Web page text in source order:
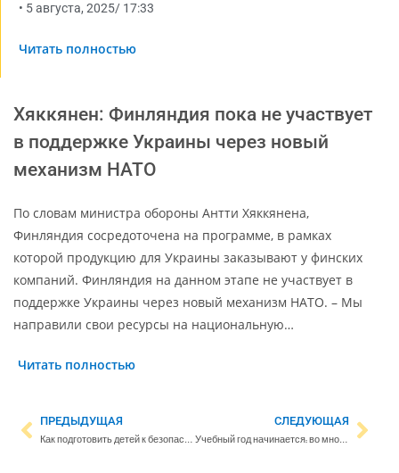
• 5 августа, 2025/ 17:33
Читать полностью
Хяккянен: Финляндия пока не участвует
в поддержке Украины через новый
механизм НАТО
По словам министра обороны Антти Хяккянена,
Финляндия сосредоточена на программе, в рамках
которой продукцию для Украины заказывают у финских
компаний. Финляндия на данном этапе не участвует в
поддержке Украины через новый механизм НАТО. – Мы
направили свои ресурсы на национальную…
Читать полностью
ПРЕДЫДУЩАЯ
Как подготовить детей к безопасному пути в школу – советы родителям
СЛЕДУЮЩАЯ
Учебный год начинается: во многих школах мобильники будут под запретом